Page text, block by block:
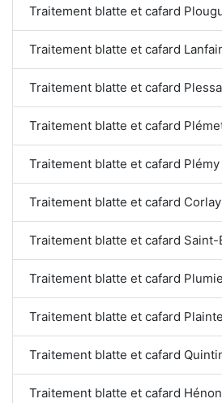
Traitement blatte et cafard
Traitement blatte et cafard
Traitement blatte et cafard
Traitement blatte et cafard
Traitement blatte et cafard Plémy
Traitement blatte et cafard
Traitement blatte et cafard
Traitement blatte et cafard
Traitement blatte et cafard
Traitement blatte et cafard
Traitement blatte et cafard